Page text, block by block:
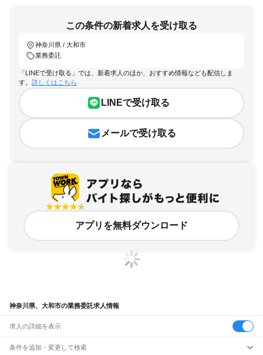
この条件の新着求人を受け取る
神奈川県 / 大和市
業務委託
「LINEで受け取る」では、新着求人のほか、おすすめ情報なども配信しま
す。 詳しくはこちら
LINEで受け取る
メールで受け取る
アプリを無料ダウンロード
神奈川県、大和市の業務委託求人情報
求人の詳細を表示
条件を追加・変更して検索